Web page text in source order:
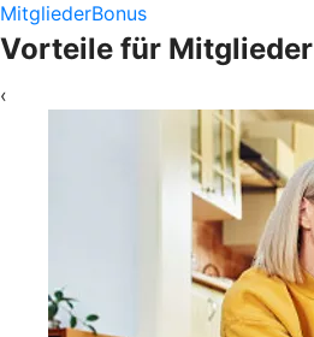
MitgliederBonus
Vorteile für Mitglieder
‹